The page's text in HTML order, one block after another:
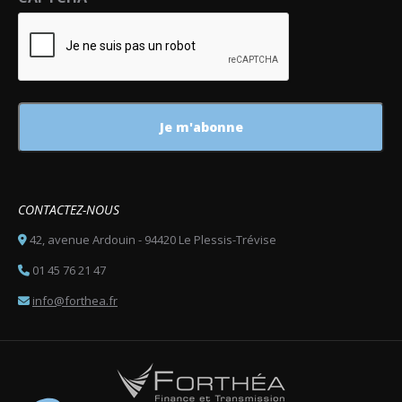
CONTACTEZ-NOUS
42, avenue Ardouin - 94420 Le Plessis-Trévise
01 45 76 21 47
info@forthea.fr